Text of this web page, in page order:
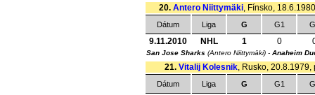
20. Antero Niittymäki, Fínsko,
Dátum Liga G G1
9.11.2010 NHL 1 0
San Jose Sharks (Antero Niittymäki) - Anaheim
21. Vitalij Kolesnik, Rusko,
Dátum Liga G G1